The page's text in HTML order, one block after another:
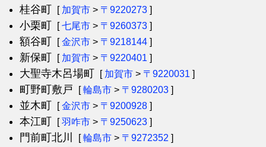
桂谷町 [ 加賀市 > 〒9220273 ]
小栗町 [七尾市 > 〒9260373 ]
額谷町 [金沢市 > 〒9218144 ]
新保町 [ 加賀市 > 〒9220401 ]
大聖寺木呂場町 [ 加賀市 > 〒9220031 ]
町野町敷戸 [輪島市 > 〒9280203 ]
並木町 [金沢市 > 〒9200928 ]
本江町 [羽咋市 > 〒9250623 ]
門前町北川 [輪島市 > 〒9272352 ]